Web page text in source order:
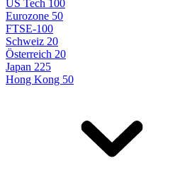
US Tech 100
Eurozone 50
FTSE-100
Schweiz 20
Österreich 20
Japan 225
Hong Kong 50